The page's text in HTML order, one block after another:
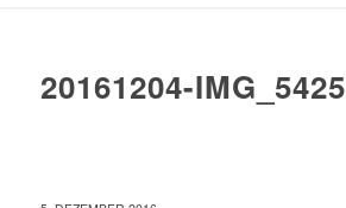
20161204-IMG_5425